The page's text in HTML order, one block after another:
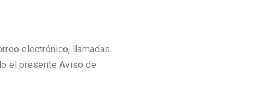
electrónico, llamadas
el presente Aviso de